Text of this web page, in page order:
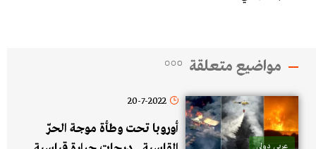
مواضيع متعلقة
عربي دولي
20-7-2022
أوروبا تحت وطأة موجة الحرّ